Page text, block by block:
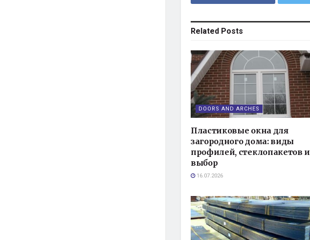
Related Posts
DOORS AND ARCHES
Пластиковые окна для
загородного дома: виды
профилей, стеклопакетов и
выбор
16.07.2026